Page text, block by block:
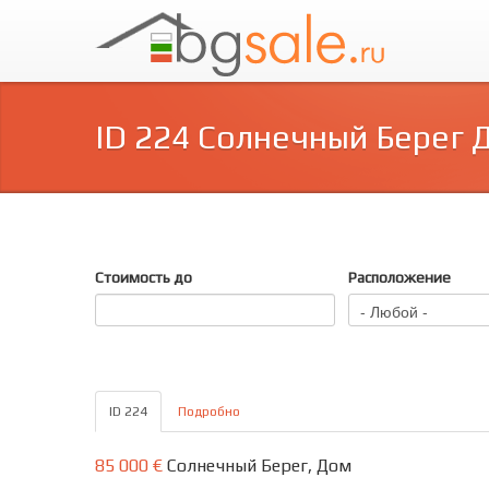
ID 224 Солнечный Берег
Стоимость до Расположение
ID 224 Подробно
85 000 € Солнечный Берег, Дом